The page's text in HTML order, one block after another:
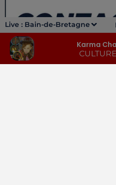
Live : Bain-de-Bretagne
Karma